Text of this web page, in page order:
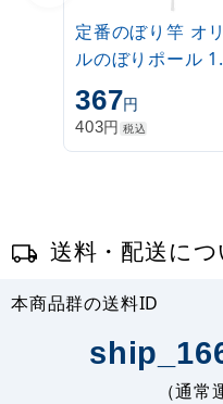
定番のぼり竿 オ
ルのぼりポール
3m 伸縮式 白
(30537***)
367円
403円 税込
送料・配送につ
本商品群の送料ID
（通常